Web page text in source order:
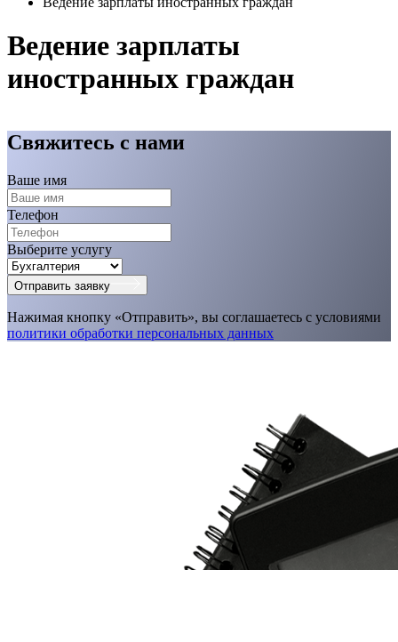
Ведение зарплаты
иностранных граждан
Свяжитесь с нами
Ваше имя
Телефон
Выберите услугу
Отправить заявку
Нажимая кнопку «Отправить», вы соглашаетесь с условиями
политики обработки персональных данных